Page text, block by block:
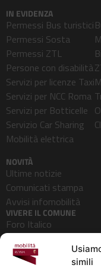
simili
IN EVIDENZA
Permessi Bus turistici
Permessi Sosta
Permessi ZTL
Persone con disabilità
Servizi per licenze Taxi
Servizi per NCC Roma
Servizi per Botticelle
Servizio Car Sharing
Mobilità elettrica
NOVITÀ
Ultime notizie
Comunicati stampa
Avvisi infomobilità
VIVERE IL COMUNE
Foro Italico
Pedonalizzazioni
Aeroporti